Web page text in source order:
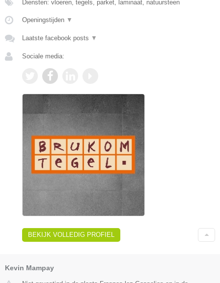
Diensten: vloeren, tegels, parket, laminaat, natuursteen
Openingstijden ▼
Laatste facebook posts ▼
Sociale media:
BEKIJK VOLLEDIG PROFIEL
Kevin Mampay